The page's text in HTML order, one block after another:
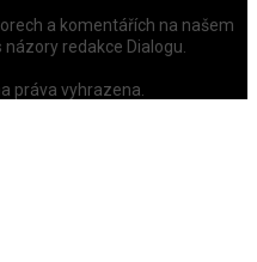
a komentářích na našem
redakce Dialogu.
práva vyhrazena.